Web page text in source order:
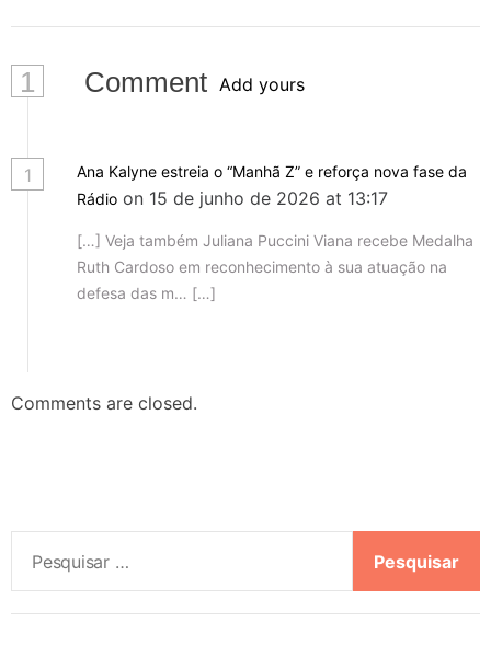
1 Comment Add yours
1
Ana Kalyne estreia o “Manhã Z” e reforça nova fase da
Rádio on 15 de junho de 2026 at 13:17
[…] Veja também Juliana Puccini Viana recebe Medalha
Ruth Cardoso em reconhecimento à sua atuação na
defesa das m… […]
Comments are closed.
s